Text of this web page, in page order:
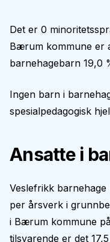
Det er 0
Bærum kommune er
barnehagebarn 19,0
Ingen barn i
spesialpedagogisk
Ansatte i
Veslefrikk
per årsverk i
i Bærum kommune
tilsvarende er det